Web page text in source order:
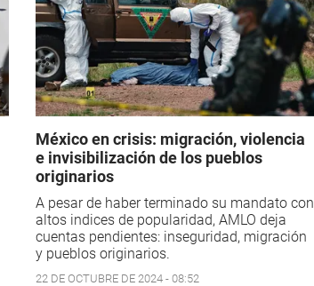
México en crisis: migración, violencia
e invisibilización de los pueblos
originarios
A pesar de haber terminado su mandato con
altos indices de popularidad, AMLO deja
cuentas pendientes: inseguridad, migración
y pueblos originarios.
22 DE OCTUBRE DE 2024 - 08:52